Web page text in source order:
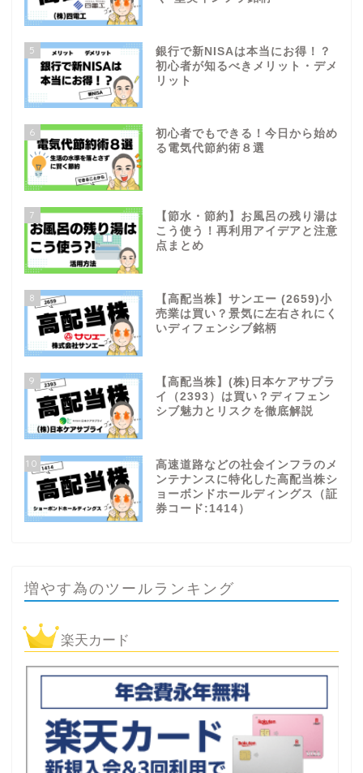
5
銀行で新NISAは本当にお得！？
初心者が知るべきメリット・デメ
リット
6
初心者でもできる！今日から始め
る電気代節約術８選
7
【節水・節約】お風呂の残り湯は
こう使う！再利用アイデアと注意
点まとめ
8
【高配当株】サンエー (2659)小
売業は買い？景気に左右されにく
いディフェンシブ銘柄
9
【高配当株】(株)日本ケアサプラ
イ（2393）は買い？ディフェン
シブ魅力とリスクを徹底解説
10
高速道路などの社会インフラのメ
ンテナンスに特化した高配当株シ
ョーボンドホールディングス（証
券コード:1414）
増やす為のツールランキング
楽天カード